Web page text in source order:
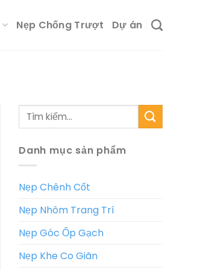
Nẹp Chống Trượt Dự án
Tìm
kiếm:
Danh mục sản phẩm
Nẹp Chênh Cốt
Nẹp Nhôm Trang Trí
Nẹp Góc Ốp Gạch
Nẹp Khe Co Giãn